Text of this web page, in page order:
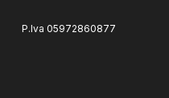
P.Iva 05972860877